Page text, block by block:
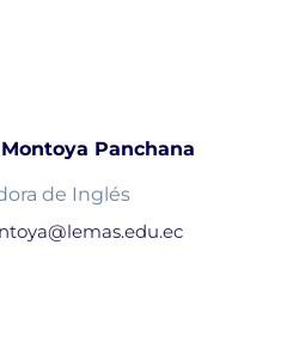
Panchana
de Inglés